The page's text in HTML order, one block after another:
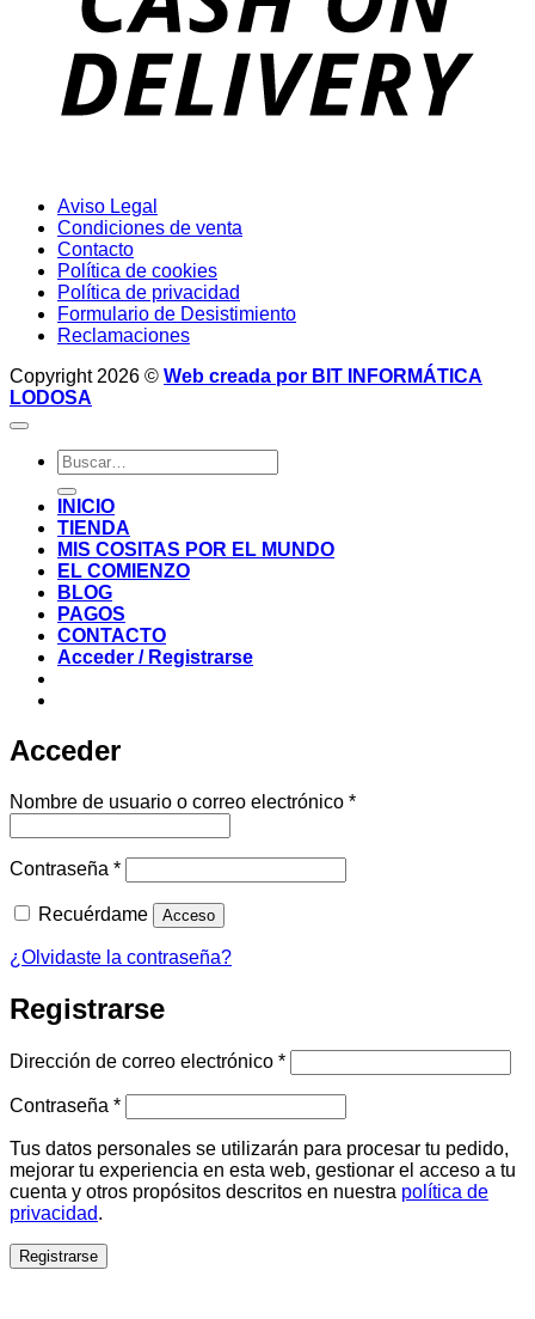
Aviso Legal
Condiciones de venta
Contacto
Política de cookies
Política de privacidad
Formulario de Desistimiento
Reclamaciones
Copyright 2026 © Web creada por BIT INFORMÁTICA
LODOSA
Buscar
por:
INICIO
TIENDA
MIS COSITAS POR EL MUNDO
EL COMIENZO
BLOG
PAGOS
CONTACTO
Acceder / Registrarse
Acceder
Nombre de usuario o correo electrónico *Obligatorio
Contraseña *Obligatorio
Recuérdame Acceso
¿Olvidaste la contraseña?
Registrarse
Dirección de correo electrónico *Obligatorio
Contraseña *Obligatorio
Tus datos personales se utilizarán para procesar tu pedido,
mejorar tu experiencia en esta web, gestionar el acceso a tu
cuenta y otros propósitos descritos en nuestra política de
privacidad.
Registrarse